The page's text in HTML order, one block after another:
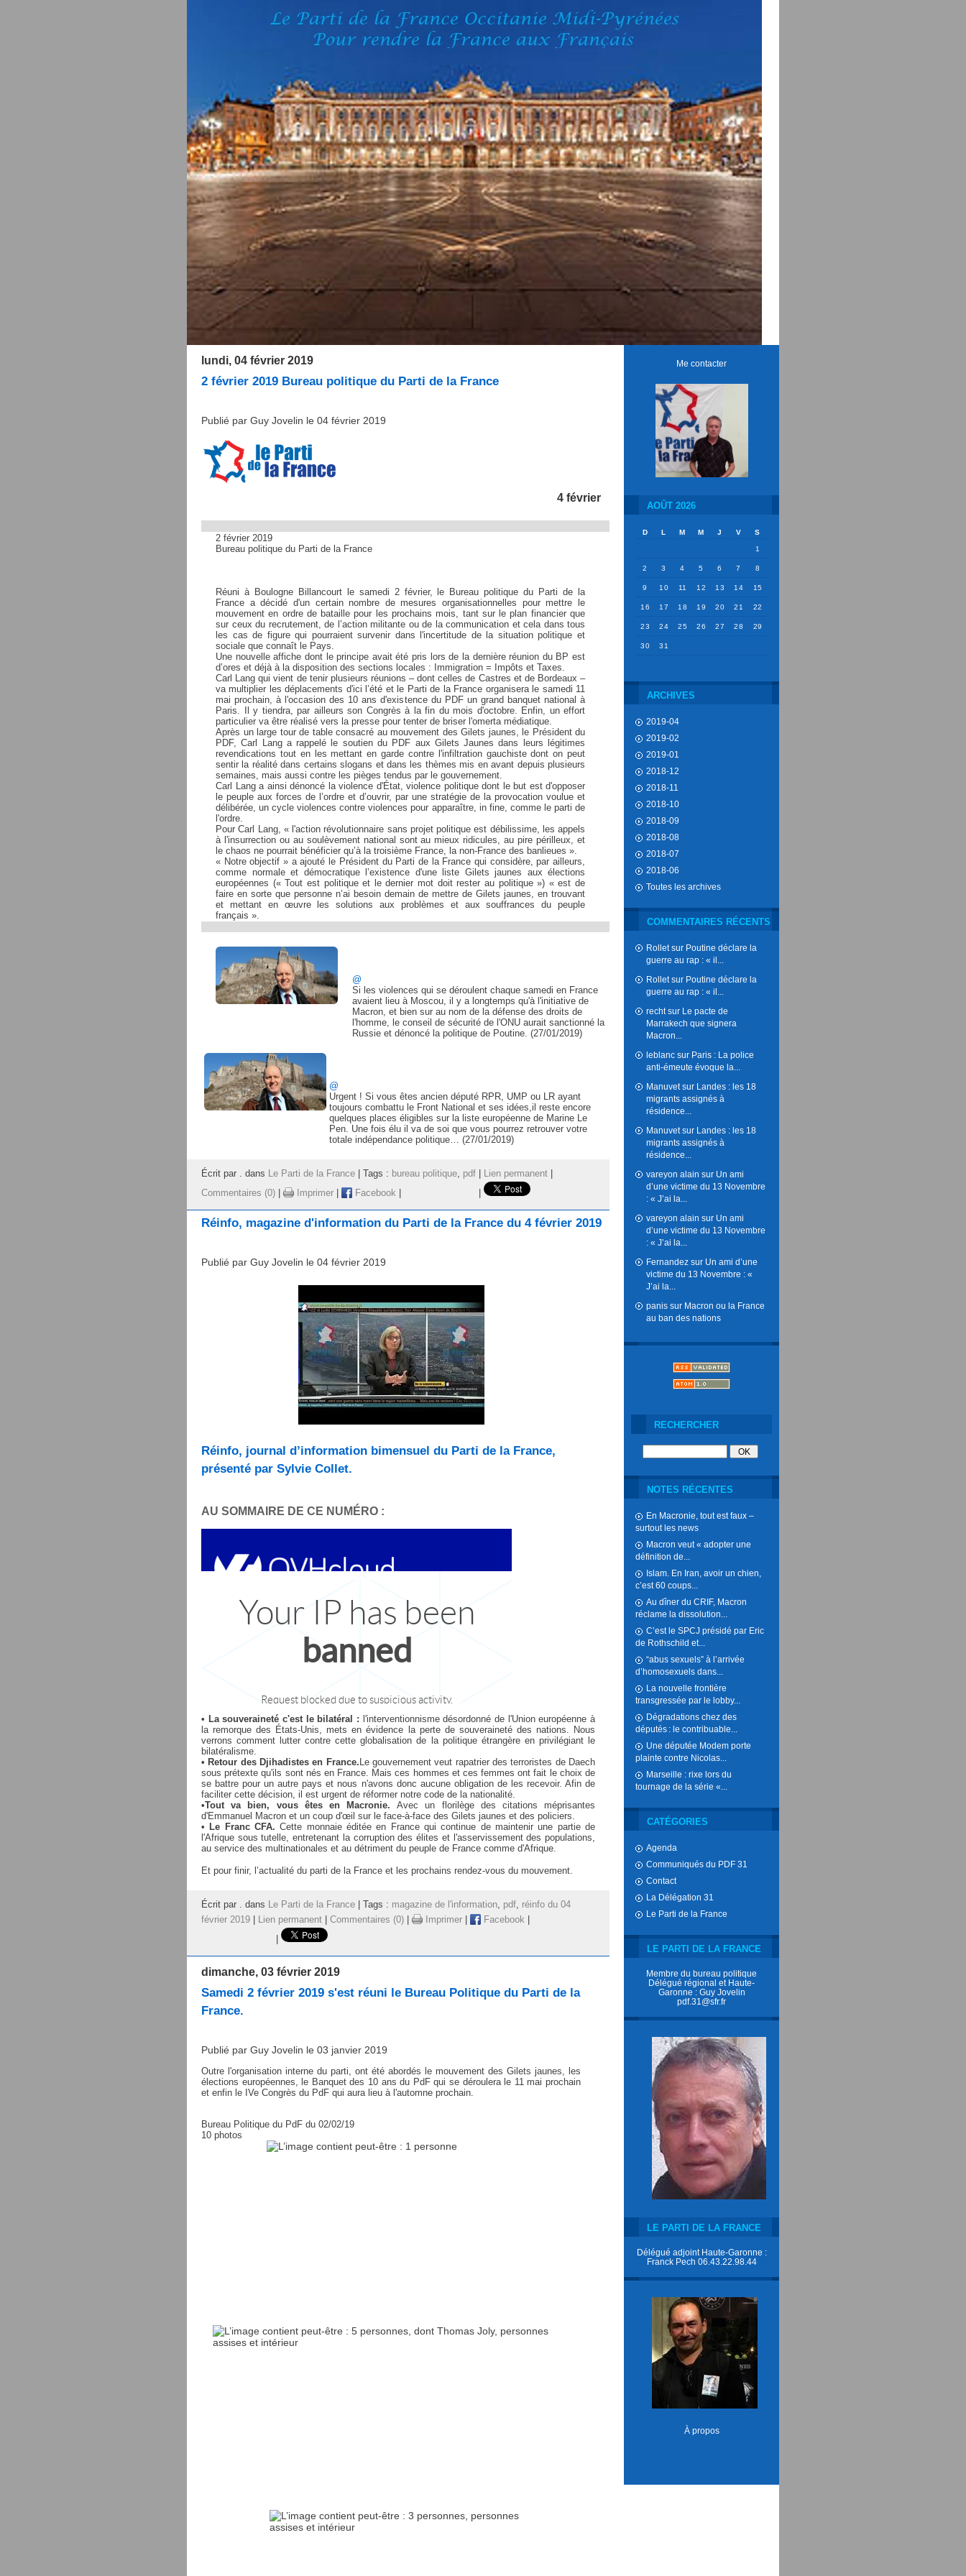
Me contacter
AOÛT 2026
D L M M J V S
1
2 3 4 5 6 7 8
9 10 11 12 13 14 15
16 17 18 19 20 21 22
23 24 25 26 27 28 29
30 31
ARCHIVES
2019-04
2019-02
2019-01
2018-12
2018-11
2018-10
2018-09
2018-08
2018-07
2018-06
Toutes les archives
COMMENTAIRES RÉCENTS
Rolletsur Poutine déclare la
guerre au rap : « il...
Rolletsur Poutine déclare la
guerre au rap : « il...
rechtsur Le pacte de
Marrakech que signera
Macron...
leblanc sur Paris : La police
anti-émeute évoque la...
Manuvetsur Landes : les 18
migrants assignés à
résidence...
Manuvetsur Landes : les 18
migrants assignés à
résidence...
vareyon alain sur Un ami
d’une victime du 13 Novembre
: « J’ai la...
vareyon alain sur Un ami
d’une victime du 13 Novembre
: « J’ai la...
Fernandez sur Un ami d’une
victime du 13 Novembre : «
J’ai la...
panis sur Macron ou la France
au ban des nations
RECHERCHER
NOTES RÉCENTES
En Macronie, tout est faux –
surtout les news
Macron veut « adopter une
définition de...
Islam. En Iran, avoir un chien,
c’est 60 coups...
Au dîner du CRIF, Macron
réclame la dissolution...
C’est le SPCJ présidé par Eric
de Rothschild et...
“abus sexuels” à l’arrivée
d’homosexuels dans...
La nouvelle frontière
transgressée par le lobby...
Dégradations chez des
députés : le contribuable...
Une députée Modem porte
plainte contre Nicolas...
Marseille : rixe lors du
tournage de la série «...
CATÉGORIES
Agenda
Communiqués du PDF 31
Contact
La Délégation 31
Le Parti de la France
LE PARTI DE LA FRANCE
Membre du bureau politique
Délégué régional et Haute-
Garonne : Guy Jovelin
pdf.31@sfr.fr
LE PARTI DE LA FRANCE
Délégué adjoint Haute-Garonne :
Franck Pech 06.43.22.98.44
À propos
lundi, 04 février 2019
2 février 2019 Bureau politique du Parti de la France
Publié par Guy Jovelin le 04 février 2019
4 février
2 février 2019
Bureau politique du Parti de la France
Réuni à Boulogne Billancourt le samedi 2 février, le Bureau politique du Parti de la
France a décidé d'un certain nombre de mesures organisationnelles pour mettre le
mouvement en ordre de bataille pour les prochains mois, tant sur le plan financier que
sur ceux du recrutement, de l’action militante ou de la communication et cela dans tous
les cas de figure qui pourraient survenir dans l'incertitude de la situation politique et
sociale que connaît le Pays.
Une nouvelle affiche dont le principe avait été pris lors de la dernière réunion du BP est
d’ores et déjà à la disposition des sections locales : Immigration = Impôts et Taxes.
Carl Lang qui vient de tenir plusieurs réunions – dont celles de Castres et de Bordeaux –
va multiplier les déplacements d'ici l’été et le Parti de la France organisera le samedi 11
mai prochain, à l'occasion des 10 ans d'existence du PDF un grand banquet national à
Paris. Il y tiendra, par ailleurs son Congrès à la fin du mois d'octobre. Enfin, un effort
particulier va être réalisé vers la presse pour tenter de briser l'omerta médiatique.
Après un large tour de table consacré au mouvement des Gilets jaunes, le Président du
PDF, Carl Lang a rappelé le soutien du PDF aux Gilets Jaunes dans leurs légitimes
revendications tout en les mettant en garde contre l'infiltration gauchiste dont on peut
sentir la réalité dans certains slogans et dans les thèmes mis en avant depuis plusieurs
semaines, mais aussi contre les pièges tendus par le gouvernement.
Carl Lang a ainsi dénoncé la violence d'État, violence politique dont le but est d'opposer
le peuple aux forces de l’ordre et d’ouvrir, par une stratégie de la provocation voulue et
délibérée, un cycle violences contre violences pour apparaître, in fine, comme le parti de
l'ordre.
Pour Carl Lang, « l'action révolutionnaire sans projet politique est débilissime, les appels
à l'insurrection ou au soulèvement national sont au mieux ridicules, au pire périlleux, et
le chaos ne pourrait bénéficier qu’à la troisième France, la non-France des banlieues ».
« Notre objectif » a ajouté le Président du Parti de la France qui considère, par ailleurs,
comme normale et démocratique l’existence d'une liste Gilets jaunes aux élections
européennes (« Tout est politique et le dernier mot doit rester au politique ») « est de
faire en sorte que personne n’ai besoin demain de mettre de Gilets jaunes, en trouvant
et mettant en œuvre les solutions aux problèmes et aux souffrances du peuple
français ».
@
Si les violences qui se déroulent chaque samedi en France
avaient lieu à Moscou, il y a longtemps qu'à l'initiative de
Macron, et bien sur au nom de la défense des droits de
l'homme, le conseil de sécurité de l'ONU aurait sanctionné la
Russie et dénoncé la politique de Poutine. (27/01/2019)
@
Urgent ! Si vous êtes ancien député RPR, UMP ou LR ayant
toujours combattu le Front National et ses idées,il reste encore
quelques places éligibles sur la liste européenne de Marine Le
Pen. Une fois élu il va de soi que vous pourrez retrouver votre
totale indépendance politique… (27/01/2019)
Écrit par . dans Le Parti de la France | Tags : bureau politique, pdf Lien permanent
Commentaires (0)
Imprimer Facebook
Réinfo, magazine d'information du Parti de la France du 4 février 2019
Publié par Guy Jovelin le 04 février 2019
Réinfo, journal d’information bimensuel du Parti de la France,
présenté par Sylvie Collet.
AU SOMMAIRE DE CE NUMÉRO :
• La souveraineté c'est le bilatéral : l'interventionnisme désordonné de l'Union européenne à
la remorque des États-Unis, mets en évidence la perte de souveraineté des nations. Nous
verrons comment lutter contre cette globalisation de la politique étrangère en privilégiant le
bilatéralisme.
• Retour des Djihadistes en France. Le gouvernement veut rapatrier des terroristes de Daech
sous prétexte qu'ils sont nés en France. Mais ces hommes et ces femmes ont fait le choix de
se battre pour un autre pays et nous n'avons donc aucune obligation de les recevoir. Afin de
faciliter cette décision, il est urgent de réformer notre code de la nationalité.
•Tout va bien, vous êtes en Macronie.Avec un florilège des citations méprisantes
d'Emmanuel Macron et un coup d'œil sur le face-à-face des Gilets jaunes et des policiers.
•
Le Franc CFA.Cette monnaie éditée en France qui continue de maintenir une partie de
l'Afrique sous tutelle, entretenant la corruption des élites et l'asservissement des populations,
au service des multinationales et au détriment du peuple de France comme d'Afrique.
Et pour finir, l’actualité du parti de la France et les prochains rendez-vous du mouvement.
Écrit par . dans Le Parti de la France | Tags : magazine de l'information pdf
réinfo du 04
février 2019
Lien permanent Commentaires (0) Imprimer Facebook
dimanche, 03 février 2019
Samedi 2 février 2019 s'est réuni le Bureau Politique du Parti de la
France.
Publié par Guy Jovelin le 03 janvier 2019
Outre l'organisation interne du parti, ont été abordés le mouvement des Gilets jaunes, les
élections européennes, le Banquet des 10 ans du PdF qui se déroulera le 11 mai prochain
et enfin le IVe Congrès du PdF qui aura lieu à l'automne prochain.
Bureau Politique du PdF du 02/02/19
10 photos